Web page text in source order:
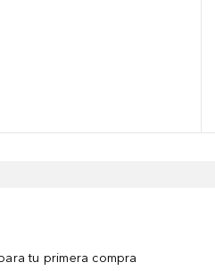
tu primera compra